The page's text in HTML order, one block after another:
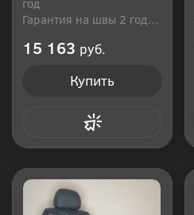
Гарантия на швы 2 года
15 163 руб.
Купить